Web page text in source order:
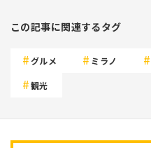
この記事に関連するタグ
グルメ ミラノ
観光